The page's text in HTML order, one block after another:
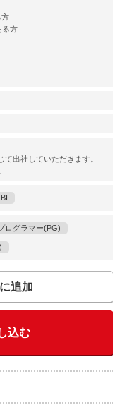
方
る方
出社していただきます。
BI
ログラマー(PG)
追加
込む